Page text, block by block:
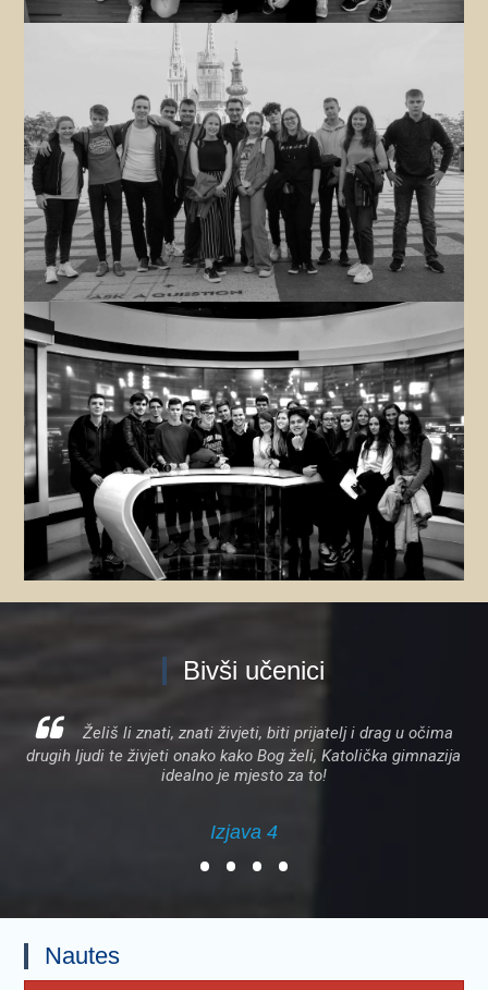
Školski glazbeni sastav
Zanima me
TV sekcija
Zanima me
Bivši učenici
• • • •
Želiš li znati, znati živjeti, biti prijatelj i drag u očima
drugih ljudi te živjeti onako kako Bog želi, Katolička gimnazija
idealno je mjesto za to!
Izjava 4
Nautes